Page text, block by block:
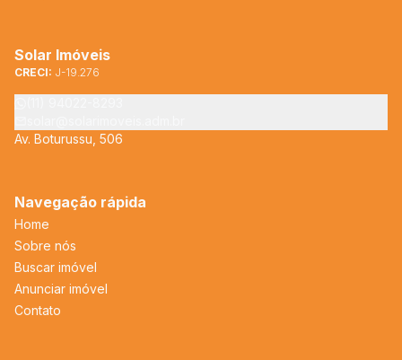
Solar Imóveis
CRECI: J-19.276
Av. Boturussu, 506
Navegação rápida
Home
Sobre nós
Buscar imóvel
Anunciar imóvel
Contato